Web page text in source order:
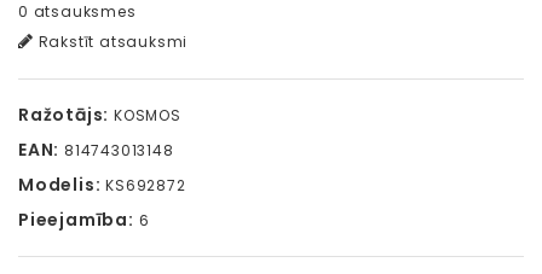
0 atsauksmes
Rakstīt atsauksmi
Ražotājs: KOSMOS
EAN: 814743013148
Modelis: KS692872
Pieejamība: 6